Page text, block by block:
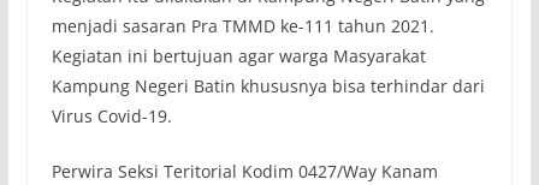
menjadi sasaran Pra TMMD ke-111 tahun 2021.
Kegiatan ini bertujuan agar warga Masyarakat
Kampung Negeri Batin khususnya bisa terhindar dari
Virus Covid-19.
Perwira Seksi Teritorial Kodim 0427/Way Kanam